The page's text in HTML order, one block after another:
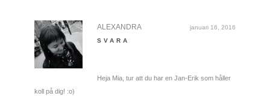
januari 16, 2016
ALEXANDRA
SVARA
Heja Mia, tur att du har en Jan-Erik som håller
koll på dig! :o)